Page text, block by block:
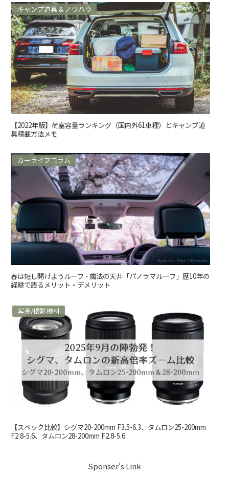
キャンプ道具 & ノウハウ
【2022年版】荷室容量ランキング（国内外61車種）とキャンプ道
具積載方法メモ
カーライフコラム
春は短し開けようルーフ - 魔法の天井「パノラマルーフ」歴10年の
経験で語るメリット・デメリット
写真/撮影機材
【スペック比較】シグマ20-200mm F3.5-6.3、タムロン25-200mm
F2.8-5.6、タムロン28-200mm F2.8-5.6
Sponser’s Link